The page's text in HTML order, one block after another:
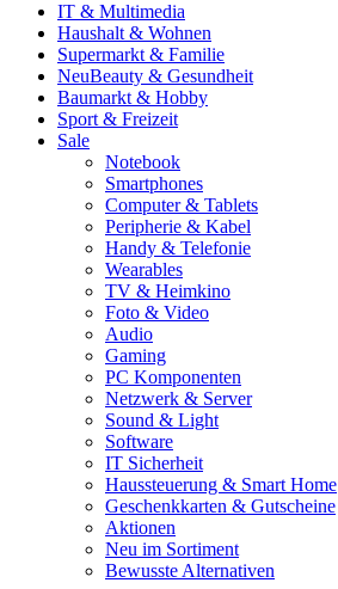
IT & Multimedia
Haushalt & Wohnen
Supermarkt & Familie
NeuBeauty & Gesundheit
Baumarkt & Hobby
Sport & Freizeit
Sale
Notebook
Smartphones
Computer & Tablets
Peripherie & Kabel
Handy & Telefonie
Wearables
TV & Heimkino
Foto & Video
Audio
Gaming
PC Komponenten
Netzwerk & Server
Sound & Light
Software
IT Sicherheit
Haussteuerung & Smart Home
Geschenkkarten & Gutscheine
Aktionen
Neu im Sortiment
Bewusste Alternativen